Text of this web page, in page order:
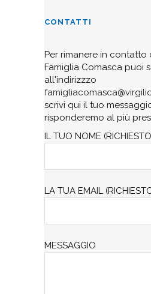
CONTATTI
Per rimanere in contatto
Famiglia Comasca puoi
all'indirizzzo
scrivi qui il tuo
risponderemo al più
IL TUO NOME
LA TUA EMAIL
MESSAGGIO